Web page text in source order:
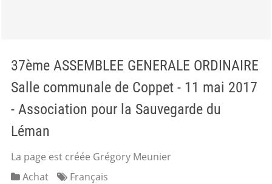
37ème ASSEMBLEE GENERALE ORDINAIRE
Salle communale de Coppet - 11 mai 2017
- Association pour la Sauvegarde du
Léman
La page est créée Grégory Meunier
Achat
Français